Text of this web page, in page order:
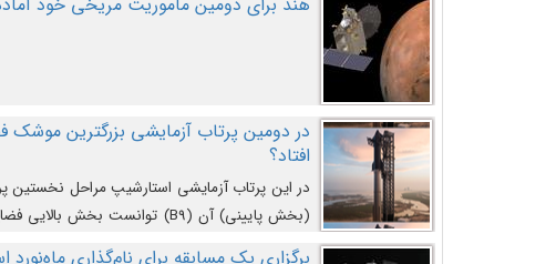
افتاد؟
در این پرتاب آزمایشی استارشیپ مراحل
کند و سپس با یک مکانیزم جدید با موفقیت از آن
برگزاری یک مسابقه برای نام‌گذاری ماه‌نورد